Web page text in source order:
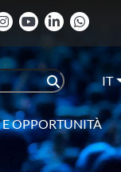
IT
OPPORTUNITÀ